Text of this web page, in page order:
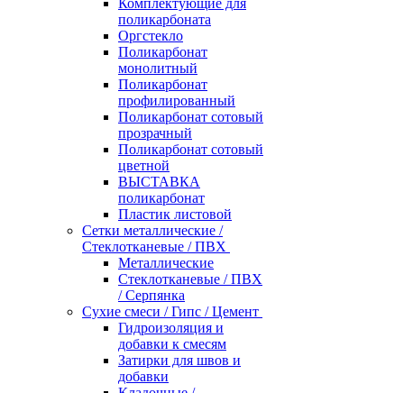
Комплектующие для
поликарбоната
Оргстекло
Поликарбонат
монолитный
Поликарбонат
профилированный
Поликарбонат сотовый
прозрачный
Поликарбонат сотовый
цветной
ВЫСТАВКА
поликарбонат
Пластик листовой
Сетки металлические /
Стеклотканевые / ПВХ
Металлические
Стеклотканевые / ПВХ
/ Серпянка
Сухие смеси / Гипс / Цемент
Гидроизоляция и
добавки к смесям
Затирки для швов и
добавки